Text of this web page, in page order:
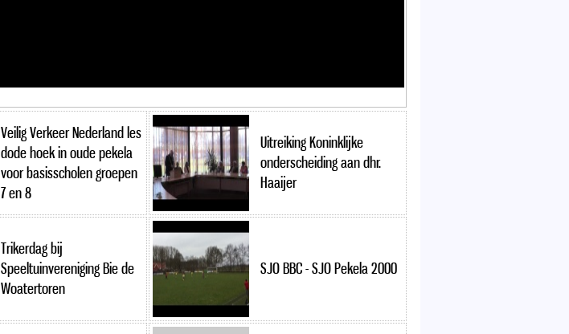
Veilig Verkeer Nederland les
dode hoek in oude pekela
voor basisscholen groepen
7 en 8
Uitreiking Koninklijke
onderscheiding aan dhr.
Haaijer
Trikerdag bij
Speeltuinvereniging Bie de
Woatertoren
SJO BBC - SJO Pekela 2000